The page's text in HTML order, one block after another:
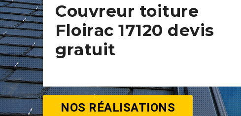
Couvreur toiture
Floirac 17120 devis
gratuit
NOS RÉALISATIONS